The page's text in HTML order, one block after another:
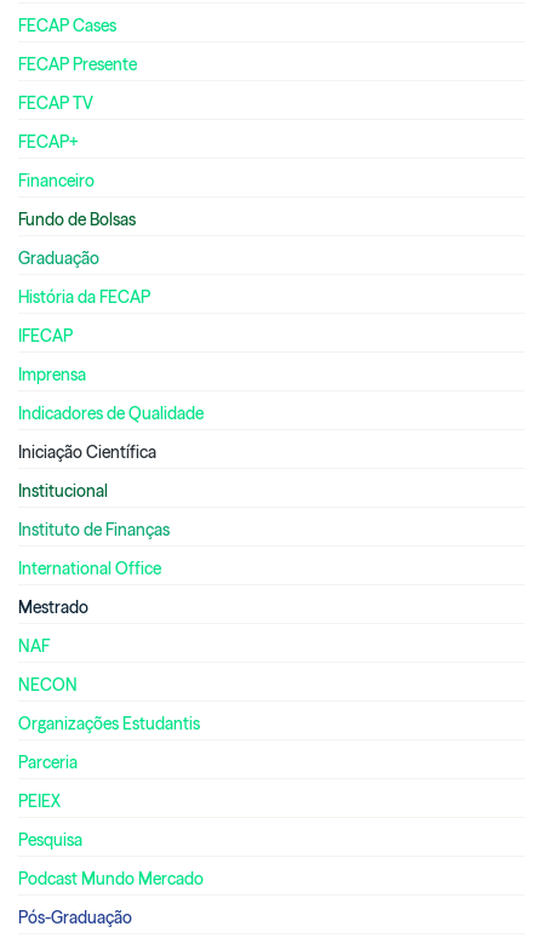
FECAP Cases
FECAP Presente
FECAP TV
FECAP+
Financeiro
Fundo de Bolsas
Graduação
História da FECAP
IFECAP
Imprensa
Indicadores de Qualidade
Iniciação Científica
Institucional
Instituto de Finanças
International Office
Mestrado
NAF
NECON
Organizações Estudantis
Parceria
PEIEX
Pesquisa
Podcast Mundo Mercado
Pós-Graduação